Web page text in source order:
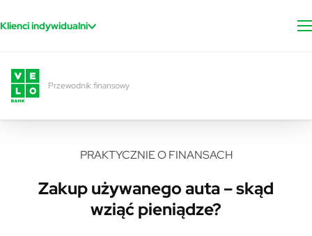
Klienci indywidualni
Przewodnik finansowy
PRAKTYCZNIE O FINANSACH
Zakup używanego auta – skąd
wziąć pieniądze?